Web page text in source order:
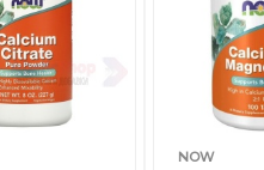
Добавить
в
Вишлист
NOW